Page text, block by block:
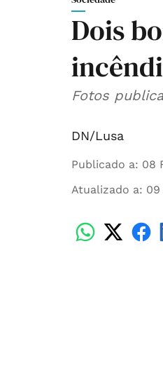
Dois
Fotos
DN/Lusa
Publicado a: 08
Atualizado a: 09